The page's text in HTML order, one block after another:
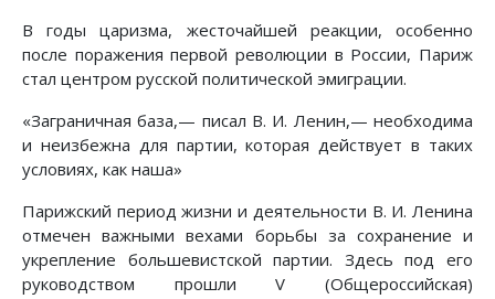
В годы царизма, жесточайшей реакции, особенно
после поражения первой революции в России, Париж
стал центром русской политической эмиграции.
«Заграничная база,— писал В. И. Ленин,— необходима
и неизбежна для партии, которая действует в таких
условиях, как наша»
Парижский период жизни и деятельности В. И. Ленина
отмечен важными вехами борьбы за сохранение и
укрепление большевистской партии. Здесь под его
руководством прошли V (Общероссийская)